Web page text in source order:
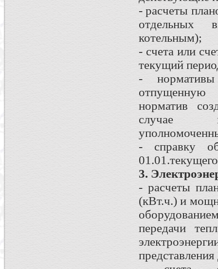
- расчеты
отдельных
котельным);
- счета или
текущий
-
отпущенную
норматив
случае
- справку
3.
- расчеты
(кВт.ч.) и
передачи